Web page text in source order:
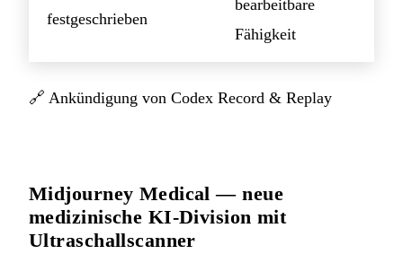
festgeschrieben
bearbeitbare
Fähigkeit
🔗 Ankündigung von Codex Record & Replay
Midjourney Medical — neue
medizinische KI-Division mit
Ultraschallscanner